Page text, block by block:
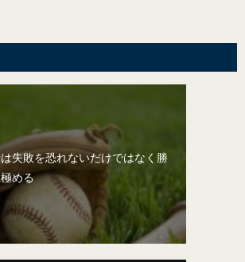
失敗を恐れないだけではなく勝
める